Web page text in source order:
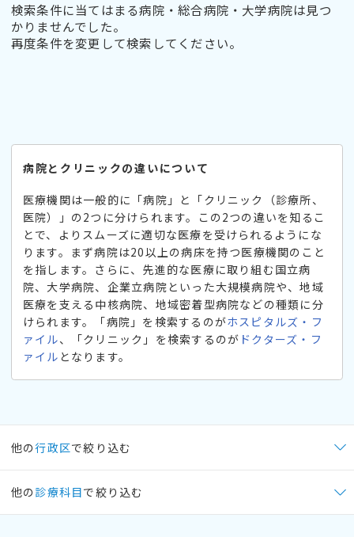
検索条件に当てはまる病院・総合病院・大学病院は見つ
かりませんでした。
再度条件を変更して検索してください。
病院とクリニックの違いについて
医療機関は一般的に「病院」と「クリニック（診療所、
医院）」の2つに分けられます。この2つの違いを知るこ
とで、よりスムーズに適切な医療を受けられるようにな
ります。まず病院は20以上の病床を持つ医療機関のこと
を指します。さらに、先進的な医療に取り組む国立病
院、大学病院、企業立病院といった大規模病院や、地域
医療を支える中核病院、地域密着型病院などの種類に分
けられます。「病院」を検索するのがホスピタルズ・フ
ァイル、「クリニック」を検索するのが ドクターズ・フ
ァイル となります。
他の行政区で絞り込む
他の 診療科目で絞り込む